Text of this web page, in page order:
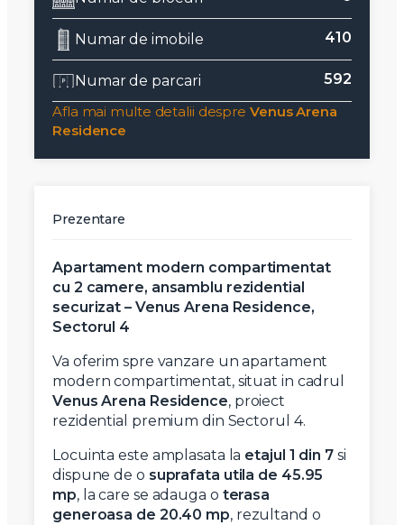
Numar de imobile 410
Numar de parcari
592
Afla mai multe detalii despre Venus Arena
Residence
Prezentare
Apartament modern compartimentat
cu 2 camere, ansamblu rezidential
securizat – Venus Arena Residence,
Sectorul 4
Va oferim spre vanzare un apartament
modern compartimentat, situat in cadrul
Venus Arena Residence, proiect
rezidential premium din Sectorul 4.
Locuinta este amplasata la etajul 1 din 7si
dispune de o suprafata utila de 45.95
mp, la care se adauga o terasa
generoasa de 20.40 mp, rezultand o